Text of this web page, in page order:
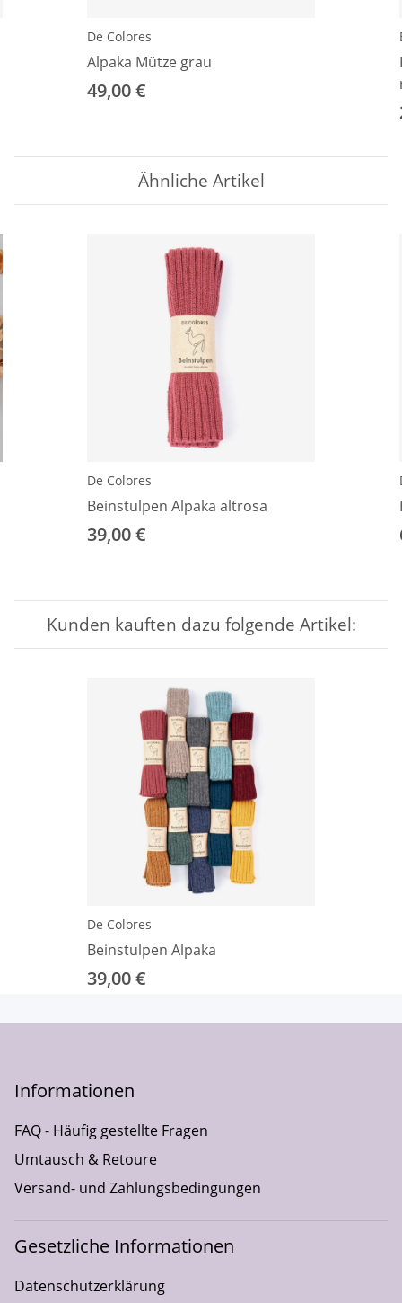
De Colores
Alpaka Mütze grau
49,00 €
Ähnliche Artikel
De Colores
Beinstulpen Alpaka altrosa
39,00 €
Kunden kauften dazu folgende Artikel:
De Colores
Beinstulpen Alpaka
39,00 €
Informationen
FAQ - Häufig gestellte Fragen
Umtausch & Retoure
Versand- und Zahlungsbedingungen
Gesetzliche Informationen
Datenschutzerklärung